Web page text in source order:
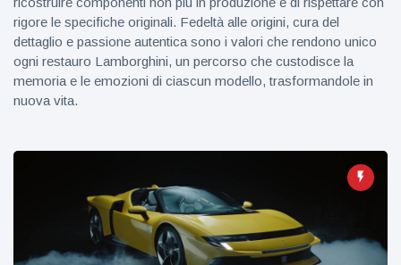
rigore le specifiche originali. Fedeltà alle origini, cura del
dettaglio e passione autentica sono i valori che rendono unico
ogni restauro Lamborghini, un percorso che custodisce la
memoria e le emozioni di ciascun modello, trasformandole in
nuova vita.